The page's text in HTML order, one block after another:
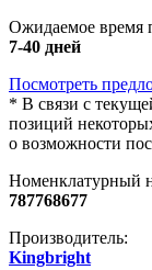
Ожидаемое время
7-40 дней
Посмотреть
* В связи с
позиций
о возможности
Номенклатурный
787768677
Производитель:
Kingbright